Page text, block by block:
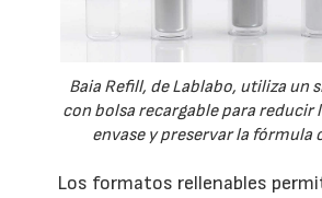
Baia Refill, de Lablabo, utiliza un
con bolsa recargable para reducir
envase y preservar la fórmula
Los formatos rellenables